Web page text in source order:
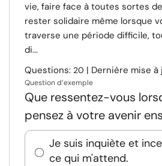
À propos de nous Contact Écrivez
nous
vie, faire face à toutes sortes
rester solidaire même lorsque
traverse une période difficile,
di...
Questions: 20 | Dernière mise à
Question d’exemple
Que ressentez-vous
pensez à votre avenir
Je suis inquiète et
ce qui m'attend.